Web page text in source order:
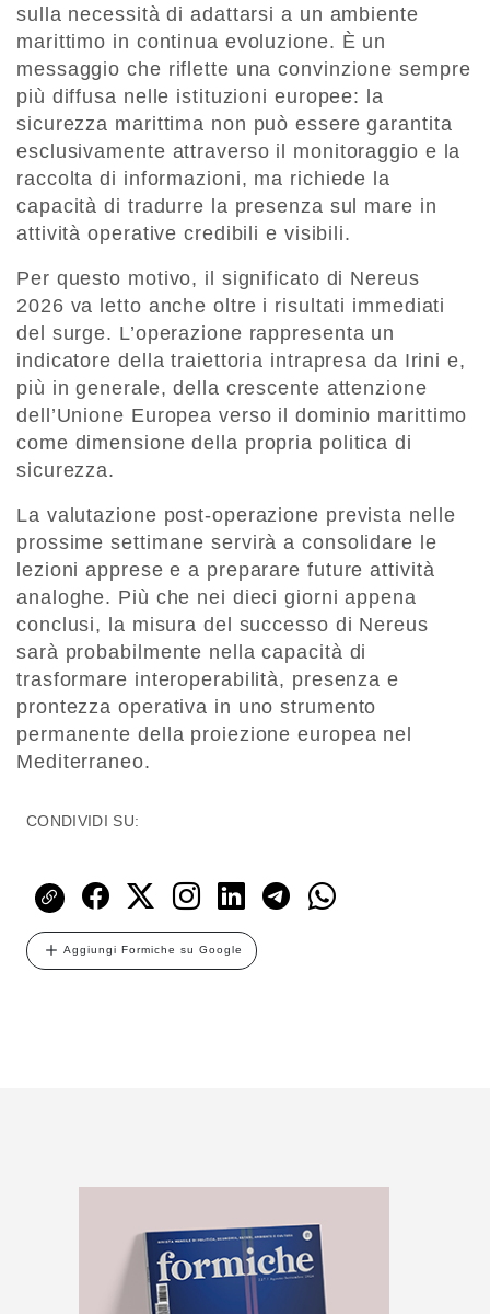
sulla necessità di adattarsi a un ambiente
marittimo in continua evoluzione. È un
messaggio che riflette una convinzione sempre
più diffusa nelle istituzioni europee: la
sicurezza marittima non può essere garantita
esclusivamente attraverso il monitoraggio e la
raccolta di informazioni, ma richiede la
capacità di tradurre la presenza sul mare in
attività operative credibili e visibili.
Per questo motivo, il significato di Nereus
2026 va letto anche oltre i risultati immediati
del surge. L’operazione rappresenta un
indicatore della traiettoria intrapresa da Irini e,
più in generale, della crescente attenzione
dell’Unione Europea verso il dominio marittimo
come dimensione della propria politica di
sicurezza.
La valutazione post-operazione prevista nelle
prossime settimane servirà a consolidare le
lezioni apprese e a preparare future attività
analoghe. Più che nei dieci giorni appena
conclusi, la misura del successo di Nereus
sarà probabilmente nella capacità di
trasformare interoperabilità, presenza e
prontezza operativa in uno strumento
permanente della proiezione europea nel
Mediterraneo.
CONDIVIDI SU:
Aggiungi Formiche su Google